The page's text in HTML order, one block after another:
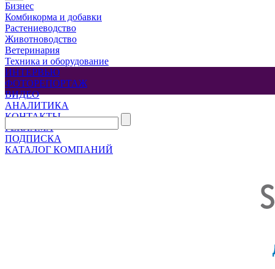
Бизнес
Комбикорма и добавки
Растениеводство
Животноводство
Ветеринария
Техника и оборудование
ИНТЕРВЬЮ
ФОТОРЕПОРТАЖ
ВИДЕО
АНАЛИТИКА
КОНТАКТЫ
РЕКЛАМА
ПОДПИСКА
КАТАЛОГ КОМПАНИЙ